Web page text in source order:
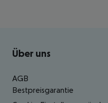
Footer navigation
Über uns
AGB
Bestpreisgarantie